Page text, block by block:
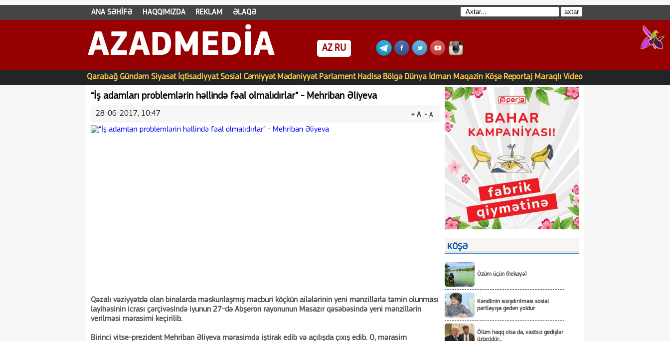
ANA SƏHİFƏ HAQQIMIZDA REKLAM ƏLAQƏ
AZADMEDIA AZ RU
Qarabağ Gündəm Siyasət İqtisadiyyat Sosial Cəmiyyət Mədəniyyət Parlament Hadisə Bölgə Dünya İdman Maqazin Köşə Reportaj Maraqlı Video
“İş adamları problemlərin həllində fəal olmalıdırlar” - Mehriban Əliyeva
+ A - A
28-06-2017, 10:47
Qəzalı vəziyyətdə olan binalarda məskunlaşmış məcburi köçkün ailələrinin yeni mənzillərlə təmin olunması
layihəsinin icrası çərçivəsində iyunun 27-də Abşeron rayonunun Masazır qəsəbəsində yeni mənzillərin
verilməsi mərasimi keçirilib.
Birinci vitse-prezident Mehriban Əliyeva mərasimdə iştirak edib və açılışda çıxış edib. O, mərasim
KÖŞƏ
Özüm üçün (hekayə)
Kəndlinin sıxışdırılması sosial
partlayışa gedən yoldur
Ölüm haqq olsa da, vaxtsız gedişlər
üzücüdür...